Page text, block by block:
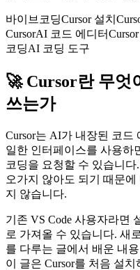
바이브코딩Cursor 설치
CursorAI 코드 에디터
코딩AI 코딩 도구
🚀 Cursor란 무엇
쓰는가
Cursor는 AI가 내장된 코드
일한 인터페이스를 사용하
코딩을 요청할 수 있습니다
오가지 않아도 되기 때문
지 않습니다.
기존 VS Code 사용자라면
로 가져올 수 있습니다. 새
를 다루는 글에서 배운 내
이 글은 Cursor를 처음 설